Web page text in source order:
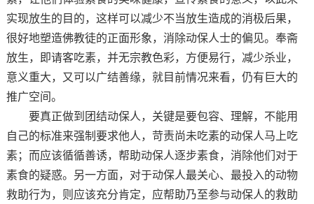
实现放生的目的，这样可以减少不当放生造成的消极后果，
很好地塑造佛教徒的正面形象，消除动保人士的偏见。奉斋
放生，即请客吃素，并无宗教色彩，方便易行，减少杀业，
意义重大，又可以广结善缘，就目前情况来看，仍有巨大的
推广空间。
要真正做到团结动保人，关键是要包容、理解，不能用
自己的标准来强制要求他人，苛责尚未吃素的动保人马上吃
素；而应该循循善诱，帮助动保人逐步素食，消除他们对于
素食的疑惑。另一方面，对于动保人最关心、最投入的动物
救助行为，则应该充分肯定，应帮助乃至参与动保人的救助